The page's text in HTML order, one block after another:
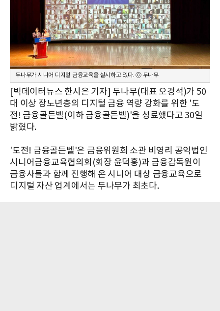
두나무가 시니어 디지털 금융교육을 실시하고 있다. ⓒ 두나무
[빅데이터뉴스 한시은 기자] 두나무(대표 오경석)가 50
대 이상 장노년층의 디지털 금융 역량 강화를 위한 '도
전! 금융골든벨(이하 금융골든벨)'을 성료했다고 30일
밝혔다.
'도전! 금융골든벨'은 금융위원회 소관 비영리 공익법인
시니어금융교육협의회(회장 윤덕홍)과 금융감독원이
금융사들과 함께 진행해 온 시니어 대상 금융교육으로
디지털 자산 업계에서는 두나무가 최초다.